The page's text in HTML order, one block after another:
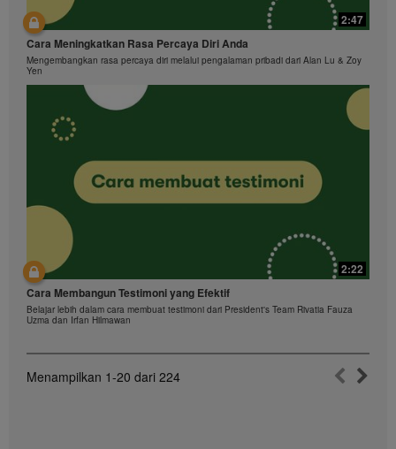
2:47
Cara Meningkatkan Rasa Percaya Diri Anda
Mengembangkan rasa percaya diri melalui pengalaman pribadi dari Alan Lu & Zoy
Yen
2:22
Cara Membangun Testimoni yang Efektif
Belajar lebih dalam cara membuat testimoni dari President's Team Rivatia Fauza
Uzma dan Irfan Hilmawan
Menampilkan 1-20 dari 224